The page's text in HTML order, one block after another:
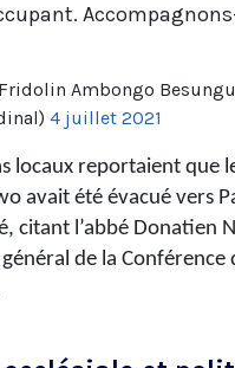
Ambongo Besungu
4 juillet 2021
locaux reportaient que
avait été évacué vers
citant l’abbé Donatien
de la Conférence